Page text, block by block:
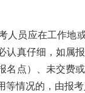
人员应在工作
认真仔细，如属
名点）、未交费
等情况的，由报